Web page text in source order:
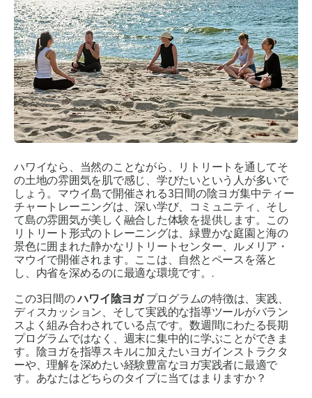
ハワイなら、当然のことながら、リトリートを通してそ
の土地の雰囲気を肌で感じ、学びたいという人が多いで
しょう。マウイ島で開催される3日間の陰ヨガ集中ティー
チャートレーニングは、深い学び、コミュニティ、そし
て島の雰囲気が美しく融合した体験を提供します。この
リトリート形式のトレーニングは、緑豊かな庭園と海の
景色に囲まれた静かなリトリートセンター、ルメリア・
マウイで開催されます。ここは、自然とペースを落と
し、内省を深めるのに最適な環境です。.
この3日間のハワイ陰ヨガ プログラムの特徴は、実践、
ディスカッション、そして実践的な指導ツールがバラン
スよく組み合わされている点です。数週間にわたる長期
プログラムではなく、週末に集中的に学ぶことができま
す。陰ヨガを指導スキルに加えたいヨガインストラクタ
ーや、理解を深めたい経験豊富なヨガ実践者に最適で
す。あなたはどちらのタイプに当てはまりますか？